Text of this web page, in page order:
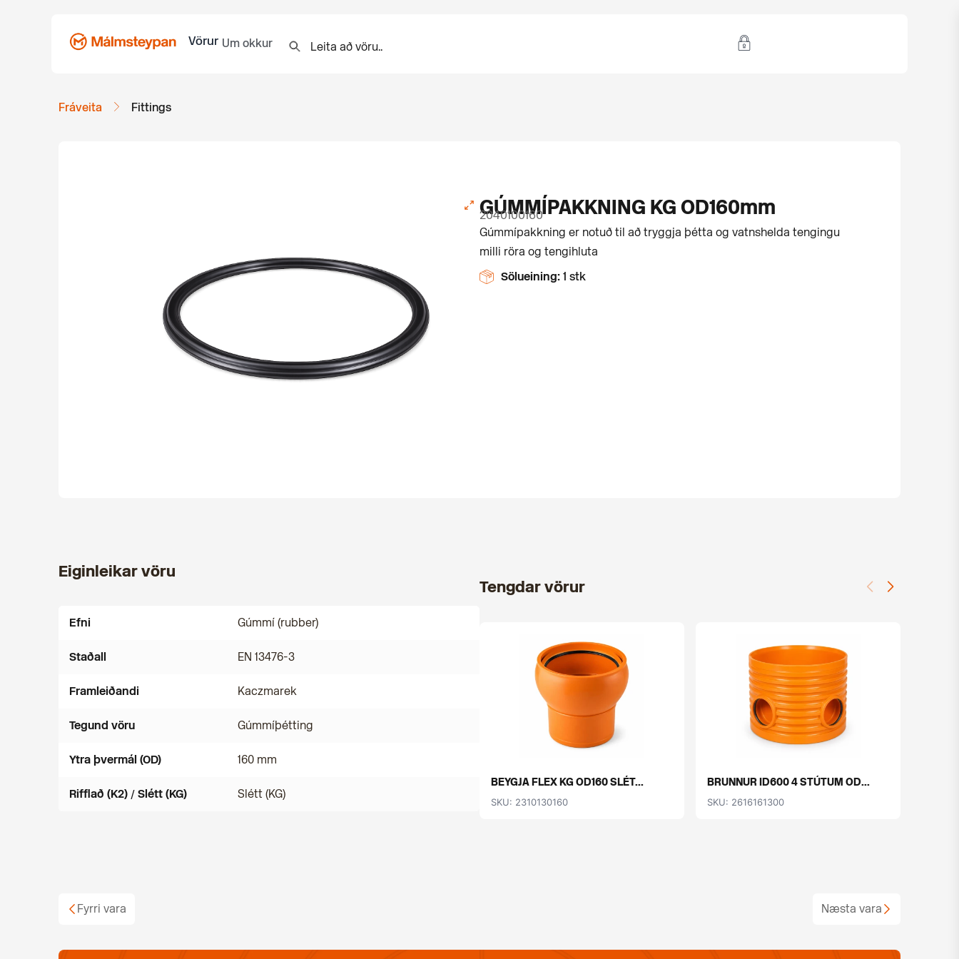
Vörur Um okkur
Fráveita Fittings
GÚMMÍPAKKNING KG OD160mm
2040100160
Gúmmípakkning er notuð til að tryggja þétta og vatnshelda tengingu
milli röra og tengihluta
Sölueining: 1 stk
Eiginleikar vöru
Efni Gúmmí (rubber)
Staðall EN 13476-3
Framleiðandi Kaczmarek
Tegund vöru Gúmmíþétting
Ytra þvermál (OD) 160 mm
Rifflað (K2) / Slétt (KG) Slétt (KG)
Tengdar vörur
BEYGJA FLEX KG OD160 SLÉT...
SKU: 2310130160
BRUNNUR ID600 4 STÚTUM OD...
SKU: 2616161300
Fyrri vara Næsta vara